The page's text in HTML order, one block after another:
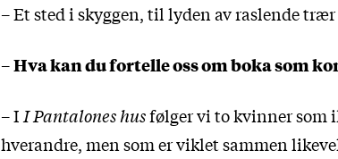
– Et sted i skyggen, til lyden av raslende
–Hva kan du fortelle oss om boka som
– I I Pantalones husfølger vi to kvinner som
hverandre, men som er viklet sammen